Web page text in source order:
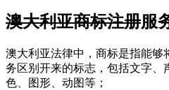
澳大利亚商标注册服
澳大利亚法律中，商标是指能够
务区别开来的标志，包括文字、
色、图形、动图等；